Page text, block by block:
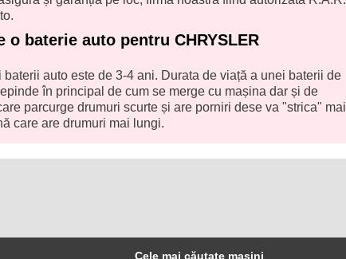
o baterie auto pentru CHRYSLER
auto este de 3-4 ani. Durata de viață a unei baterii de
în principal de cum se merge cu mașina dar și de
parcurge drumuri scurte și are porniri dese va "strica" mai
care are drumuri mai lungi.
Cele mai căutate mașini